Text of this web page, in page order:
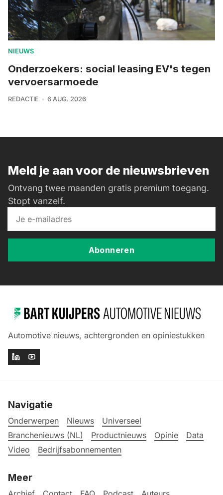
NIEUWS
Onderzoekers: social leasing EV's tegen
vervoersarmoede
REDACTIE 6 AUG. 2026
Meld je aan voor de nieuwsbrieven
Ontvang twee maanden gratis premium toegang.
Stopt vanzelf.
Abonneren
Automotive nieuws, achtergronden en opiniestukken
Navigatie
Onderwerpen Nieuws
Universeel
Branchenieuws (NL)
Productnieuws Opinie
Data
Video
Bedrijfsabonnementen
Meer